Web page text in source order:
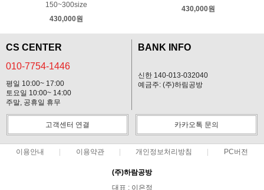
150~300size
430,000원
430,000원
CS CENTER
010-7754-1446
평일 10:00~ 17:00
토요일 10:00~ 14:00
주말, 공휴일 휴무
BANK INFO
신한 140-013-032040
예금주: (주)하림공방
고객센터 연결 카카오톡 문의
이용안내 이용약관 개인정보처리방침 PC버전
(주)하람공방
대표 : 이은정